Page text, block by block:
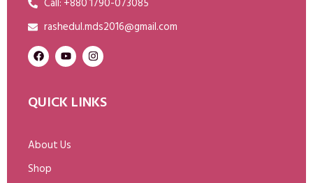
rashedul.mds2016@gmail.com
QUICK LINKS
About Us
Shop